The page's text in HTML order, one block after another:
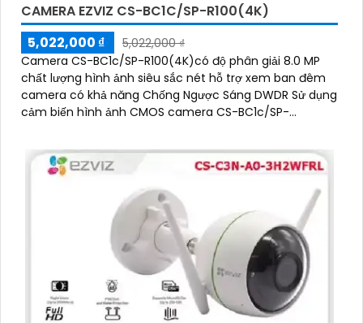
CAMERA EZVIZ CS-BC1C/SP-R100(4K)
5,022,000 ₫
5,022,000 ₫
Camera CS-BC1c/SP-R100(4K)có độ phân giải 8.0 MP
chất lượng hình ảnh siêu sắc nét hỗ trợ xem ban đêm
camera có khả năng Chống Ngược Sáng DWDR Sử dụng
cảm biến hình ảnh CMOS camera CS-BC1c/SP-
dữ liệu lên đến 512GB thông qua khe thẻ nhớ